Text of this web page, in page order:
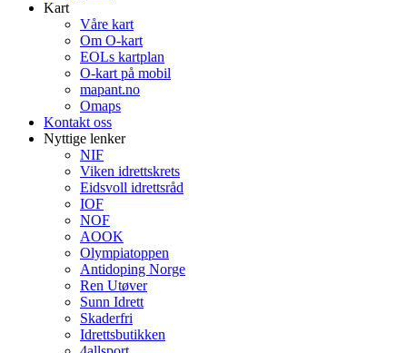
Kart
Våre kart
Om O-kart
EOLs kartplan
O-kart på mobil
mapant.no
Omaps
Kontakt oss
Nyttige lenker
NIF
Viken idrettskrets
Eidsvoll idrettsråd
IOF
NOF
AOOK
Olympiatoppen
Antidoping Norge
Ren Utøver
Sunn Idrett
Skaderfri
Idrettsbutikken